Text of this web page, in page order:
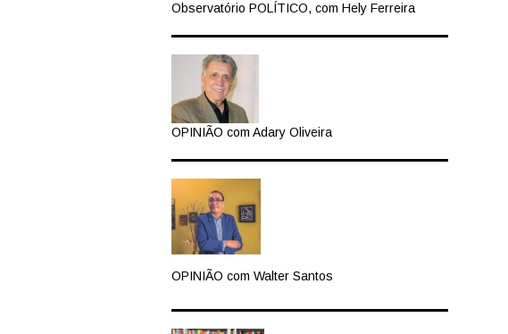
Observatório POLÍTICO, com Hely Ferreira
OPINIÃO com Adary Oliveira
OPINIÃO com Walter Santos